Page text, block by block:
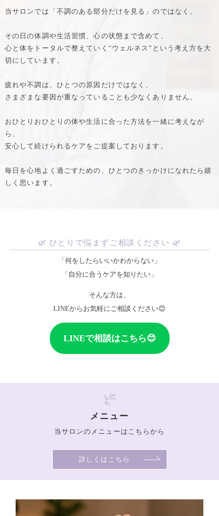
当サロンでは「不調のある部分だけを見る」のではなく、
その日の体調や生活習慣、心の状態まで含めて、
心と体をトータルで整えていく“ウェルネス”という考え方を大
切にしています。
疲れや不調は、ひとつの原因だけではなく、
さまざまな要因が重なっていることも少なくありません。
おひとりおひとりの体や生活に合った方法を一緒に考えなが
ら、
安心して続けられるケアをご提案しております。
毎日を心地よく過ごすための、ひとつのきっかけになれたら嬉
しく思います。
🌿 ひとりで悩まずご相談ください 🌿
「何をしたらいいかわからない」
「自分に合うケアを知りたい」
そんな方は、
LINEからお気軽にご相談ください😊
LINEで相談はこちら😊
メニュー
当サロンのメニューはこちらから
詳しくはこちら